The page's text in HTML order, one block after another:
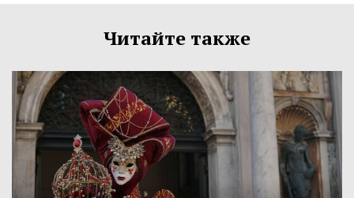
Читайте также